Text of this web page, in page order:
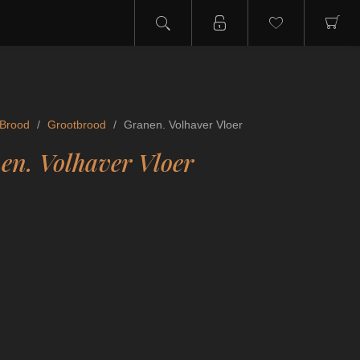
Brood / Grootbrood / Granen. Volhaver Vloer
Volhaver Vloer